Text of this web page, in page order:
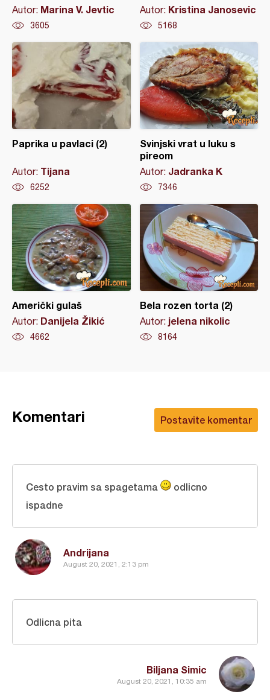
Autor: Marina V. Jevtic
3605
Autor: Kristina Janosevic
5168
Paprika u pavlaci (2)
Autor: Tijana
6252
Svinjski vrat u luku s
pireom
Autor: Jadranka K
7346
Američki gulaš
Autor: Danijela Žikić
4662
Bela rozen torta (2)
Autor: jelena nikolic
8164
Postavite komentar
Komentari
Andrijana
August 20, 2021, 2:13 pm
Cesto pravim sa spagetama
odlicno
ispadne
Biljana Simic
August 20, 2021, 10:35 am
Odlicna pita